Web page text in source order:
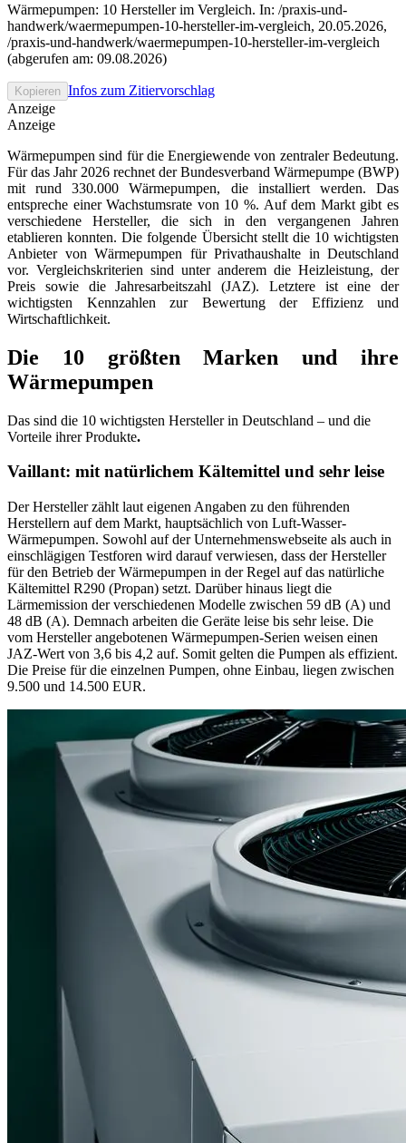
Wärmepumpen: 10 Hersteller im Vergleich. In: /praxis-und-
handwerk/waermepumpen-10-hersteller-im-vergleich, 20.05.2026,
/praxis-und-handwerk/waermepumpen-10-hersteller-im-vergleich
(abgerufen am: 09.08.2026)
Kopieren Infos zum Zitiervorschlag
Anzeige
Anzeige
Wärmepumpen sind für die Energiewende von zentraler Bedeutung.
Für das Jahr 2026 rechnet der Bundesverband Wärmepumpe (BWP)
mit rund 330.000 Wärmepumpen, die installiert werden. Das
entspreche einer Wachstumsrate von 10 %. Auf dem Markt gibt es
verschiedene Hersteller, die sich in den vergangenen Jahren
etablieren konnten. Die folgende Übersicht stellt die 10 wichtigsten
Anbieter von Wärmepumpen für Privathaushalte in Deutschland
vor. Vergleichskriterien sind unter anderem die Heizleistung, der
Preis sowie die Jahresarbeitszahl (JAZ). Letztere ist eine der
wichtigsten Kennzahlen zur Bewertung der Effizienz und
Wirtschaftlichkeit.
Die 10 größten Marken und ihre
Wärmepumpen
Das sind die 10 wichtigsten Hersteller in Deutschland – und die
Vorteile ihrer Produkte.
Vaillant: mit natürlichem Kältemittel und sehr leise
Der Hersteller zählt laut eigenen Angaben zu den führenden
Herstellern auf dem Markt, hauptsächlich von Luft-Wasser-
Wärmepumpen. Sowohl auf der Unternehmenswebseite als auch in
einschlägigen Testforen wird darauf verwiesen, dass der Hersteller
für den Betrieb der Wärmepumpen in der Regel auf das natürliche
Kältemittel R290 (Propan) setzt. Darüber hinaus liegt die
Lärmemission der verschiedenen Modelle zwischen 59 dB (A) und
48 dB (A). Demnach arbeiten die Geräte leise bis sehr leise. Die
vom Hersteller angebotenen Wärmepumpen-Serien weisen einen
JAZ-Wert von 3,6 bis 4,2 auf. Somit gelten die Pumpen als effizient.
Die Preise für die einzelnen Pumpen, ohne Einbau, liegen zwischen
9.500 und 14.500 EUR.